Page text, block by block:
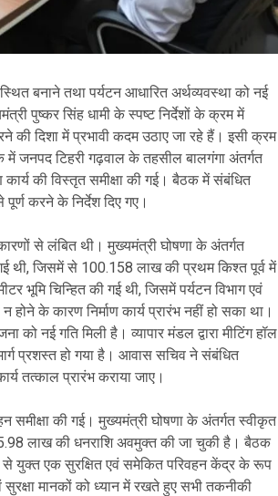
बनाने तथा पर्यटन आधारित अर्थव्यवस्था को नई
पुष्कर सिंह धामी के स्पष्ट निर्देशों के क्रम में
की दिशा में प्रभावी कदम उठाए जा रहे हैं। इसी क्रम
जनपद टिहरी गढ़वाल के तहसील बालगंगा अंतर्गत
कार्य की विस्तृत समीक्षा की गई। बैठक में संबंधित
करने के निर्देश दिए गए।
से लंबित थी। मुख्यमंत्री घोषणा के अंतर्गत
थी, जिसमें से 100.158 लाख की प्रथम किश्त पूर्व में
भूमि चिन्हित की गई थी, जिसमें पर्यटन विभाग एवं
होने के कारण निर्माण कार्य प्रारंभ नहीं हो सका था।
नई गति मिली है। व्यापार मंडल द्वारा मीटिंग हॉल
प्रशस्त हो गया है। आवास सचिव ने संबंधित
तत्काल प्रारंभ कराया जाए।
समीक्षा की गई। मुख्यमंत्री घोषणा के अंतर्गत स्वीकृत
लाख की धनराशि अवमुक्त की जा चुकी है। बैठक
से युक्त एक सुरक्षित एवं समेकित परिवहन केंद्र के रूप
मानकों को ध्यान में रखते हुए सभी तकनीकी